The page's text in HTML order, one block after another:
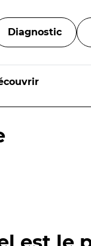
Diagnostic